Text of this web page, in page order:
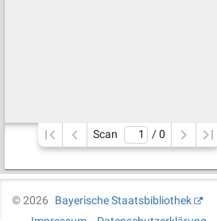
Scan / 0
©2026
Bayerische Staatsbibliothek